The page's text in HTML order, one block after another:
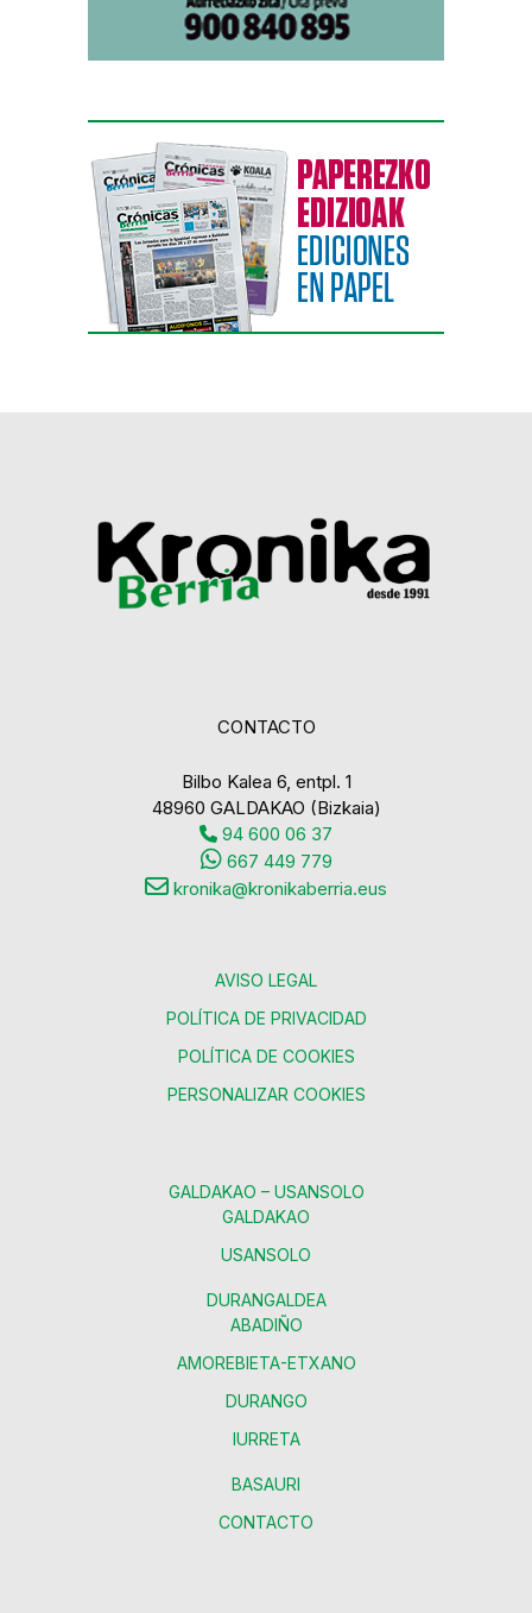
CONTACTO
Bilbo Kalea 6, entpl. 1
48960 GALDAKAO (Bizkaia)
94 600 06 37
667 449 779
kronika@kronikaberria.eus
AVISO LEGAL
POLÍTICA DE PRIVACIDAD
POLÍTICA DE COOKIES
PERSONALIZAR COOKIES
GALDAKAO – USANSOLO
GALDAKAO
USANSOLO
DURANGALDEA
ABADIÑO
AMOREBIETA-ETXANO
DURANGO
IURRETA
BASAURI
CONTACTO